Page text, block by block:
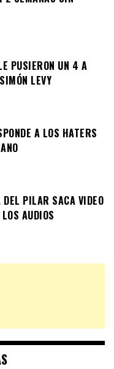
PUSIERON UN 4 A
LEVY
A LOS HATERS
PILAR SACA VIDEO
AUDIOS